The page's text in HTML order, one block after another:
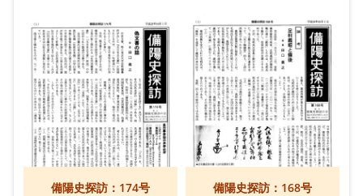
備陽史探訪：174号 備陽史探訪：168号